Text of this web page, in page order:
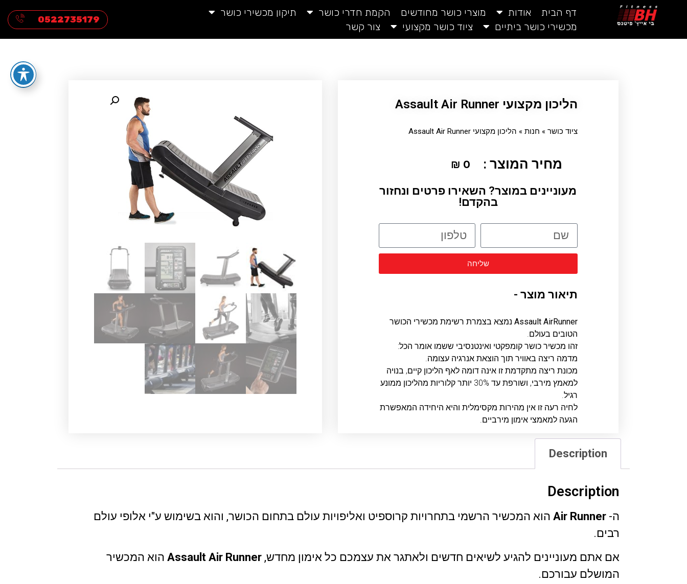
דף הבית אודות מוצרי כושר מחודשים הקמת חדרי כושר
תיקון מכשירי כושר
מכשירי כושר ביתיים
ציוד כושר מקצועי צור קשר
0522735179
הליכון מקצועי Assault Air Runner
ציוד כושר » חנות » הליכון מקצועי Assault Air Runner
מחיר המוצר : ₪ 0
מעוניינים במוצר? השאירו פרטים ונחזור
בהקדם!
שליחה
תיאור מוצר -
Assault AirRunner נמצא בצמרת רשימת מכשירי הכושר
הטובים בעולם.
זהו מכשיר כושר קומפקטי ואינטנסיבי ששמו אומר הכל:
מדמה ריצה באוויר תוך הוצאת אנרגיה עצומה.
מכונת ריצה מתקדמת זו אינה דומה לאף הליכון קיים, בנויה
למאמץ מירבי, ושורפת עד 30% יותר קלוריות מהליכון ממונע
רגיל.
לחיה רעה זו אין מהירות מקסימלית והיא היחידה המאפשרת
הגעה למאמצי אימון מירביים.
Description
Description
ה- Air Runner הוא המכשיר הרשמי בתחרויות קרוספיט ואליפויות עולם בתחום הכושר, והוא בשימוש ע"י אלופי עולם
רבים.
אם אתם מעוניינים להגיע לשיאים חדשים ולאתגר את עצמכם כל אימון מחדש, Assault Air Runner הוא המכשיר
המושלם עבורכם.